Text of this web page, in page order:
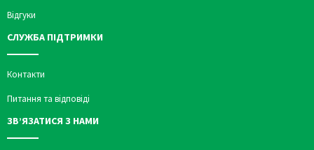
Відгуки
СЛУЖБА ПІДТРИМКИ
Контакти
Питання та відповіді
ЗВ’ЯЗАТИСЯ З НАМИ